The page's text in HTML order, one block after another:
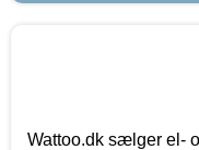
Wattoo.dk sælger el-